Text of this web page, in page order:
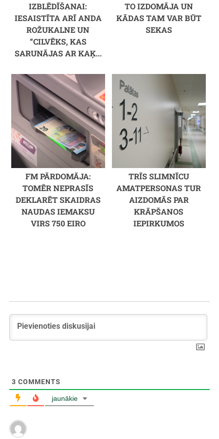
IZBLĒDĪŠANAI:
IESAISTĪTA ARĪ ANDA
ROŽUKALNE UN
“CILVĒKS, KAS
SARUNĀJAS AR KAĶ...
TO IZDOMĀJA UN
KĀDAS TAM VAR BŪT
SEKAS
FM PĀRDOMĀJA:
TOMĒR NEPRASĪS
DEKLARĒT SKAIDRAS
NAUDAS IEMAKSU
VIRS 750 EIRO
TRĪS SLIMNĪCU
AMATPERSONAS TUR
AIZDOMĀS PAR
KRĀPŠANOS
IEPIRKUMOS
3 COMMENTS
jaunākie